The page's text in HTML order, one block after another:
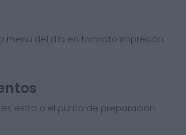
menú del día en formato impresión.
extra o el punto de preparación.